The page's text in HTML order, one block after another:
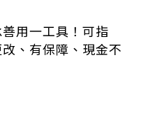
用一工具！可指
、有保障、現金不